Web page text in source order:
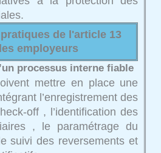
de l'article 13
employeurs
processus interne fiable
mettre en place une
l’enregistrement des
off , l’identification des
, le paramétrage du
suivi des reversements et